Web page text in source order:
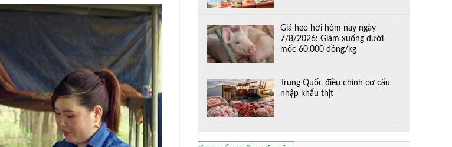
Giá heo hơi hôm nay ngày
7/8/2026: Giảm xuống dưới
mốc 60.000 đồng/kg
Trung Quốc điều chỉnh cơ cấu
nhập khẩu thịt